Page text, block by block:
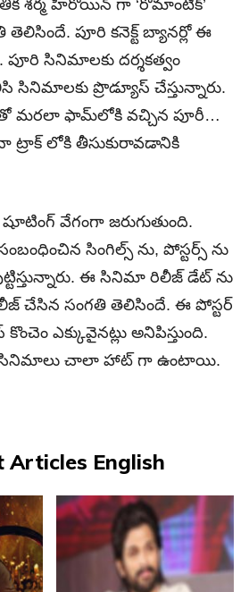
శర్మ హీరోయిన్ గా ‘రొమాంటిక్’
తెలిసిందే. పూరి కనెక్ట్ బ్యానర్లో ఈ
సినిమాలకు దర్శకత్వం
సినిమాలకు ప్రొడ్యూస్ చేస్తున్నారు.
మరలా ఫామ్‌లోకి వచ్చిన పూరీ…
ట్రాక్ లోకి తీసుకురావడానికి
వేగంగా జరుగుతుంది.
సింగిల్స్ ను, పోస్టర్స్ ను
ఈ సినిమా రిలీజ్ డేట్ ను
రిలీజ్ చేసిన సంగతి తెలిసిందే. ఈ పోస్టర్
ఎక్కువైనట్లు అనిపిస్తుంది.
సినిమాలు చాలా హాట్ గా ఉంటాయి.
Articles English